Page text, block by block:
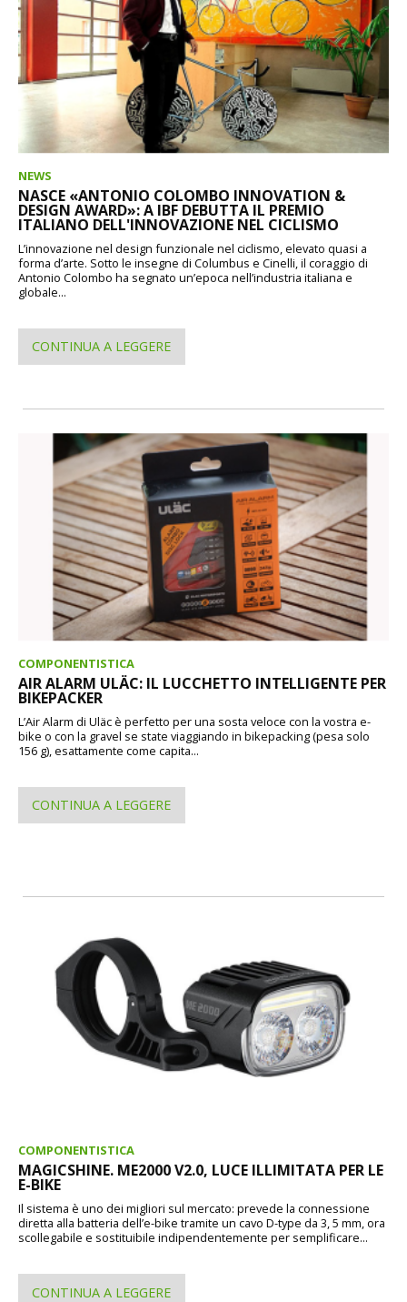
NEWS
NASCE «ANTONIO COLOMBO INNOVATION &
DESIGN AWARD»: A IBF DEBUTTA IL PREMIO
ITALIANO DELL'INNOVAZIONE NEL CICLISMO
L’innovazione nel design funzionale nel ciclismo, elevato quasi a
forma d’arte. Sotto le insegne di Columbus e Cinelli, il coraggio di
Antonio Colombo ha segnato un’epoca nell’industria italiana e
globale...
CONTINUA A LEGGERE
COMPONENTISTICA
AIR ALARM ULÄC: IL LUCCHETTO INTELLIGENTE PER
BIKEPACKER
L’Air Alarm di Uläc è perfetto per una sosta veloce con la vostra e-
bike o con la gravel se state viaggiando in bikepacking (pesa solo
156 g), esattamente come capita...
CONTINUA A LEGGERE
COMPONENTISTICA
MAGICSHINE. ME2000 V2.0, LUCE ILLIMITATA PER LE
E-BIKE
Il sistema è uno dei migliori sul mercato: prevede la connessione
diretta alla batteria dell’e-bike tramite un cavo D-type da 3, 5 mm, ora
scollegabile e sostituibile indipendentemente per semplificare...
CONTINUA A LEGGERE